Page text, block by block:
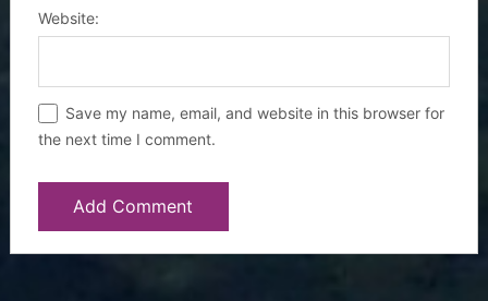
Website:
Save my name, email, and website in this browser for
the next time I comment.